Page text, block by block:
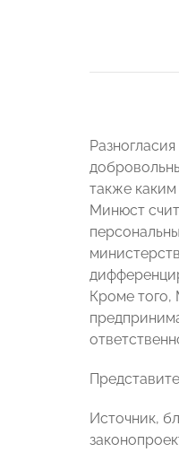
также
Минюст
Кроме того,
Источник,